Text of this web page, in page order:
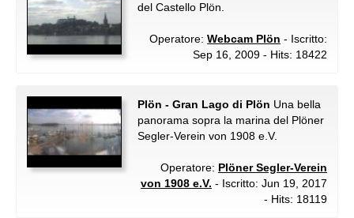
del Castello Plön.
Operatore: Webcam Plön - Iscritto:
Sep 16, 2009 - Hits: 18422
Plön - Gran Lago di Plön Una bella
panorama sopra la marina del Plöner
Segler-Verein von 1908 e.V.
Operatore: Plöner Segler-Verein
von 1908 e.V. - Iscritto: Jun 19, 2017
- Hits: 18119